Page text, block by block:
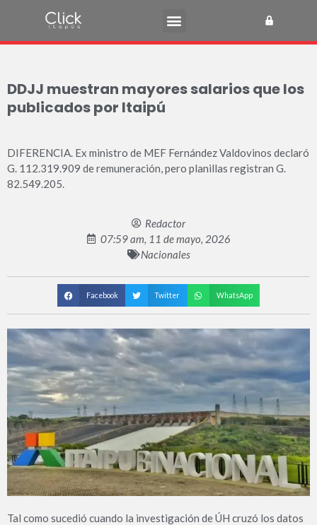
DDJJ muestran mayores salarios que los
publicados por Itaipú
DIFERENCIA. Ex ministro de MEF Fernández Valdovinos declaró
G. 112.319.909 de remuneración, pero planillas registran G.
82.549.205.
Redactor
07:59 am, 11 de mayo, 2026
Nacionales
Facebook Twitter WhatsApp
Tal como sucedió cuando la investigación de ÚH cruzó los datos